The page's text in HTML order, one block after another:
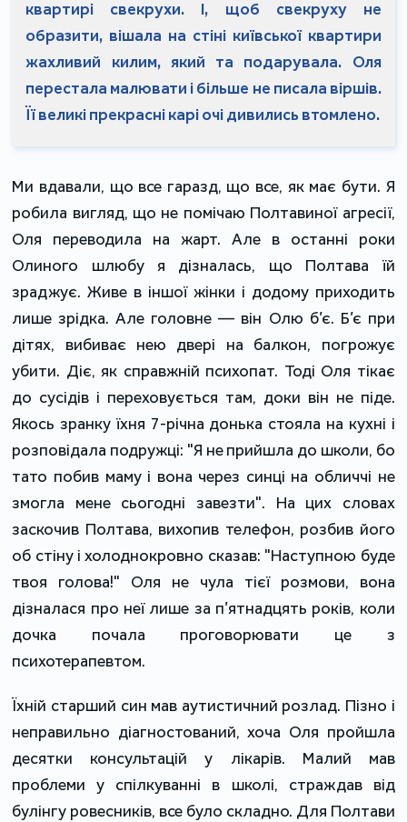
квартирі свекрухи. І, щоб свекруху не
образити, вішала на стіні київської квартири
жахливий килим, який та подарувала. Оля
перестала малювати і більше не писала віршів.
Її великі прекрасні карі очі дивились втомлено.
Ми вдавали, що все гаразд, що все, як має бути. Я
робила вигляд, що не помічаю Полтавиної агресії,
Оля переводила на жарт. Але в останні роки
Олиного шлюбу я дізналась, що Полтава їй
зраджує. Живе в іншої жінки і додому приходить
лише зрідка. Але головне — він Олю б’є. Б’є при
дітях, вибиває нею двері на балкон, погрожує
убити. Діє, як справжній психопат. Тоді Оля тікає
до сусідів і переховується там, доки він не піде.
Якось зранку їхня 7-річна донька стояла на кухні і
розповідала подружці: "Я не прийшла до школи, бо
тато побив маму і вона через синці на обличчі не
змогла мене сьогодні завезти". На цих словах
заскочив Полтава, вихопив телефон, розбив його
об стіну і холоднокровно сказав: "Наступною буде
твоя голова!" Оля не чула тієї розмови, вона
дізналася про неї лише за п’ятнадцять років, коли
дочка почала проговорювати це з
психотерапевтом.
Їхній старший син мав аутистичний розлад. Пізно і
неправильно діагностований, хоча Оля пройшла
десятки консультацій у лікарів. Малий мав
проблеми у спілкуванні в школі, страждав від
булінгу ровесників, все було складно. Для Полтави